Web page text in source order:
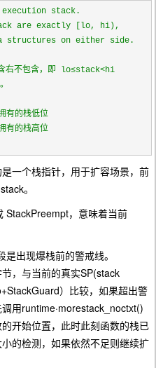
有的栈低位
有的栈高位
一个栈指针，用于扩容场景，前
。
StackPreempt，意味着当前
是出现爆栈前的警戒线。
，与当前的真实SP(stack
）比较，如果超出警
用runtime·morestack_noctxt()
开始位置，此时此刻函数的栈已
的检测，如果依然不足则继续扩